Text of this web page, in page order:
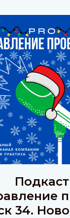
Подкаст
34.